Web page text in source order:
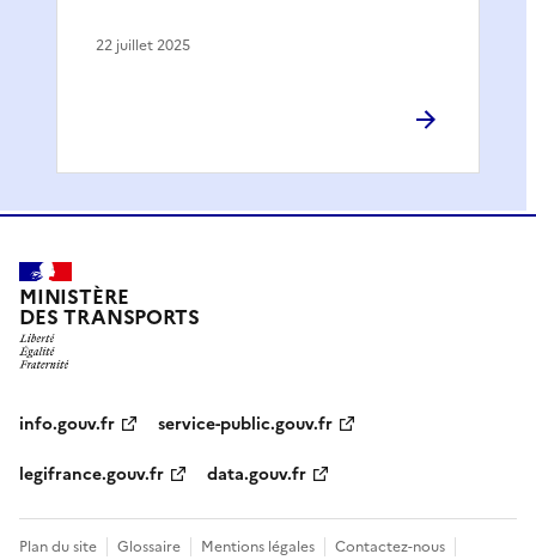
22 juillet 2025
MINISTÈRE
DES TRANSPORTS
info.gouv.fr
service-public.gouv.fr
legifrance.gouv.fr
data.gouv.fr
Plan du site Glossaire Mentions légales Contactez-nous